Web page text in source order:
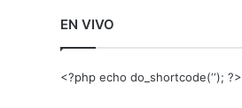
EN VIVO
<?php echo do_shortcode(‘‘); ?>